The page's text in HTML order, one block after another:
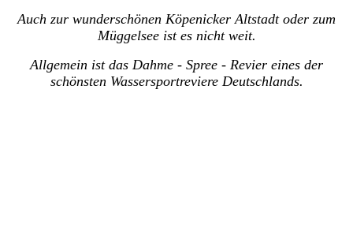
Auch zur wunderschönen Köpenicker Altstadt oder zum
Müggelsee ist es nicht weit.
Allgemein ist das Dahme - Spree - Revier eines der
schönsten Wassersportreviere Deutschlands.